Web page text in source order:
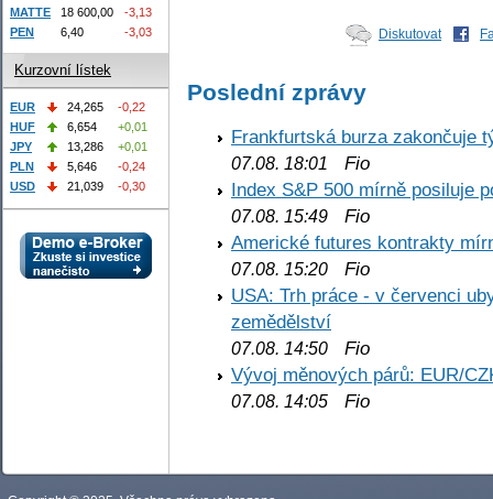
Diskutovat
Poslední zprávy
Frankfurtská burza zakončuje
07.08. 18:01
Fio
Index S&P 500 mírně posiluje
07.08. 15:49 Fio
Americké futures kontrakty
07.08. 15:20 Fio
USA: Trh práce - v červenci
zemědělství
07.08. 14:50 Fio
Vývoj měnových párů: EUR/
07.08. 14:05 Fio
MATTE
18 600,00
-3,13
PEN
6,40 -3,03
Kurzovní lístek
EUR 24,265
-0,22
HUF
6,654
+0,01
JPY
13,286
+0,01
PLN
5,646
-0,24
USD
21,039 -0,30